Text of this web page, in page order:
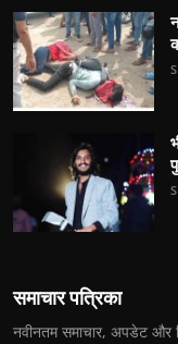
समाचार पत्रिका
नवीनतम समाचार, अपडेट और